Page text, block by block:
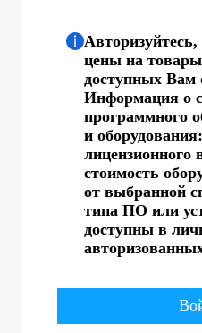
цены на
доступных Вам
Информация о
программного
и
лицензионного
стоимость
от выбранной
типа ПО или
доступны в